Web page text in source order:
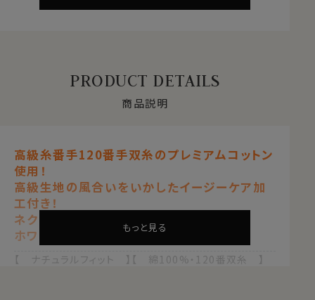
PRODUCT DETAILS
商品説明
高級糸番手120番手双糸のプレミアムコットン
使用！
高級生地の風合いをいかしたイージーケア加
工付き！
ネクタイ・ノーネクタイ両用の小粋な衿型
ホワイト 白
【 ナチュラルフィット 】【 綿100%・120番双糸 】
もっと見る